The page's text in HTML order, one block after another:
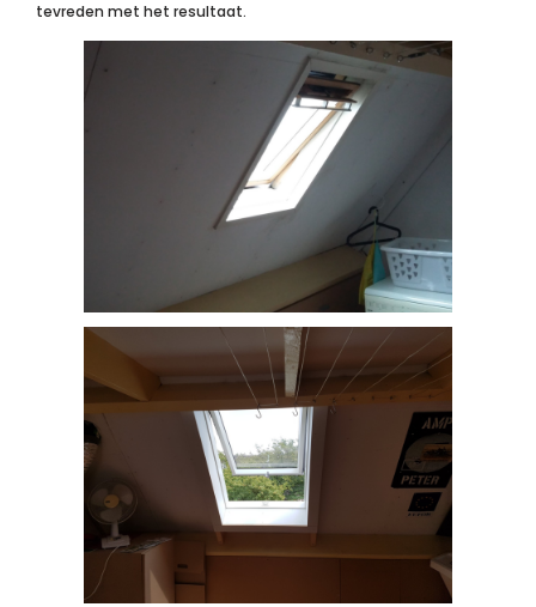
tevreden met het resultaat.